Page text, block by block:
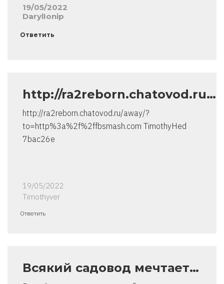
19/05/2022
DarylIonip
Ответить
http://ra2reborn.chatovod.ru…
http://ra2reborn.chatovod.ru/away/?
to=http%3a%2f%2ffbsmash.com TimothyHed
7bac26e
19/05/2022
Timothyver
Ответить
Всякий садовод мечтает…